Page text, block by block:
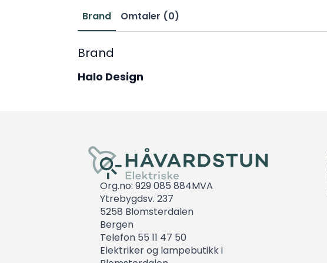
Brand
Omtaler (0)
Brand
Halo Design
Org.no: 929 085 884MVA
Ytrebygdsv. 237
5258 Blomsterdalen
Bergen
Telefon 55 11 47 50
Elektriker og lampebutikk i